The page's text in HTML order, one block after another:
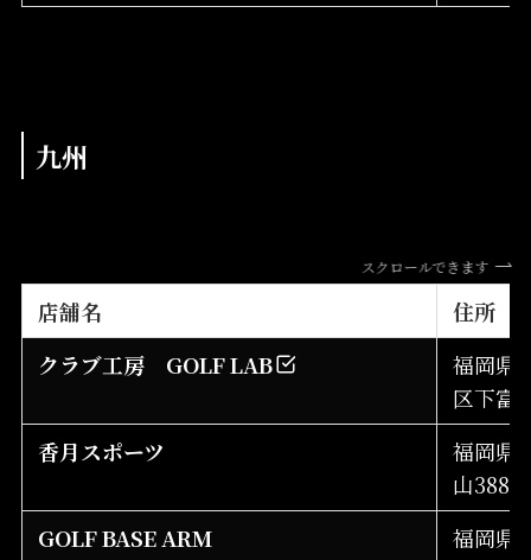
九州
スクロールできます
店舗名
住所
クラブ工房 GOLF LAB
福岡県
区下富
香月スポーツ
福岡県
山
GOLF BASE ARM
福岡県